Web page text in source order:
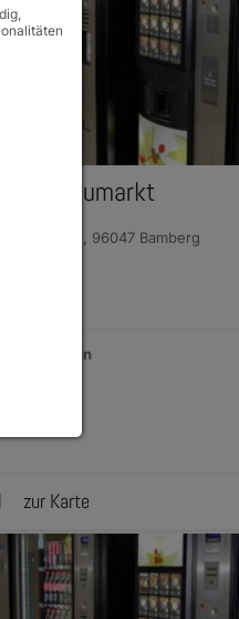
Heumarkt
Heumarkt 2, 96047 Bamberg
Geschlossen
zur Karte